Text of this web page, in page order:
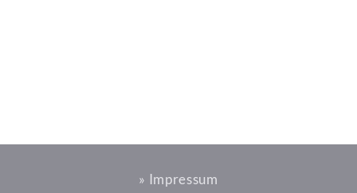
» Impressum